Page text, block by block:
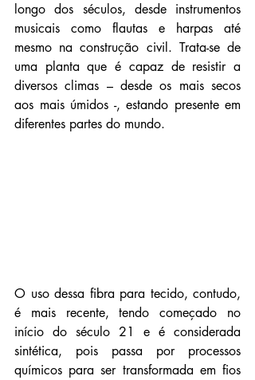
longo dos séculos, desde instrumentos
musicais como flautas e harpas até
mesmo na construção civil. Trata-se de
uma planta que é capaz de resistir a
diversos climas – desde os mais secos
aos mais úmidos -, estando presente em
diferentes partes do mundo.
O uso dessa fibra para tecido, contudo,
é mais recente, tendo começado no
início do século 21 e é considerada
sintética, pois passa por processos
químicos para ser transformada em fios